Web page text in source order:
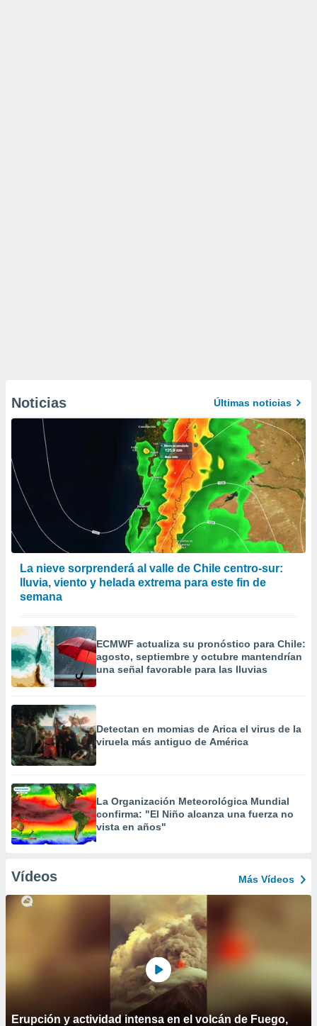
Noticias Últimas noticias
La nieve sorprenderá al valle de Chile centro-sur:
lluvia, viento y helada extrema para este fin de
semana
ECMWF actualiza su pronóstico para Chile:
agosto, septiembre y octubre mantendrían
una señal favorable para las lluvias
Detectan en momias de Arica el virus de la
viruela más antiguo de América
La Organización Meteorológica Mundial
confirma: "El Niño alcanza una fuerza no
vista en años"
Vídeos Más Vídeos
Erupción y actividad intensa en el volcán de Fuego,